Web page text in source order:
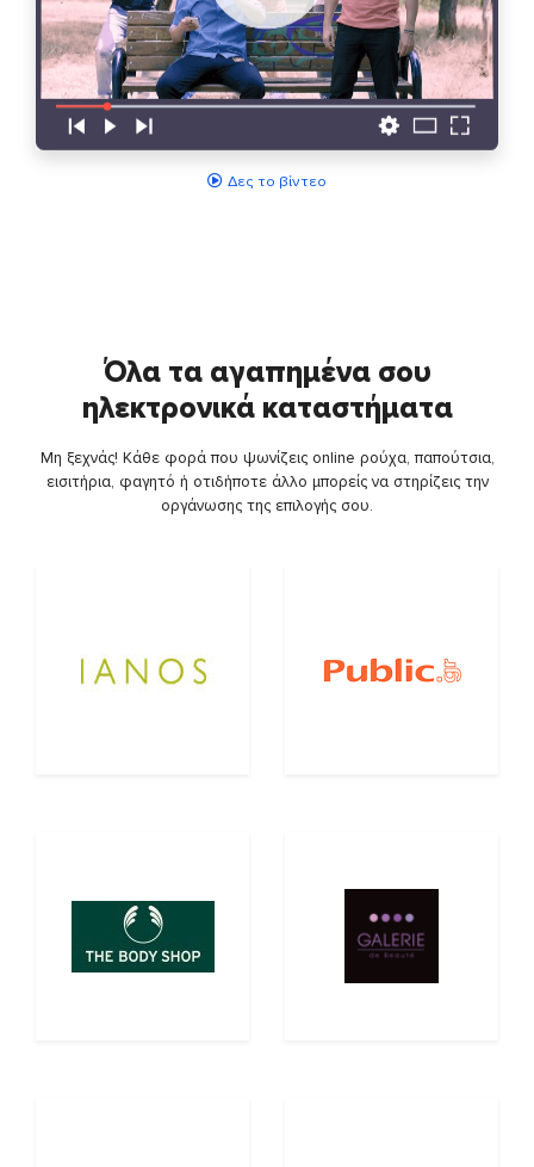
Δες το βίντεο
Όλα τα αγαπημένα σου
ηλεκτρονικά καταστήματα
Μη ξεχνάς! Κάθε φορά που ψωνίζεις online ρούχα, παπούτσια,
εισιτήρια, φαγητό ή οτιδήποτε άλλο μπορείς να στηρίζεις την
οργάνωσης της επιλογής σου.